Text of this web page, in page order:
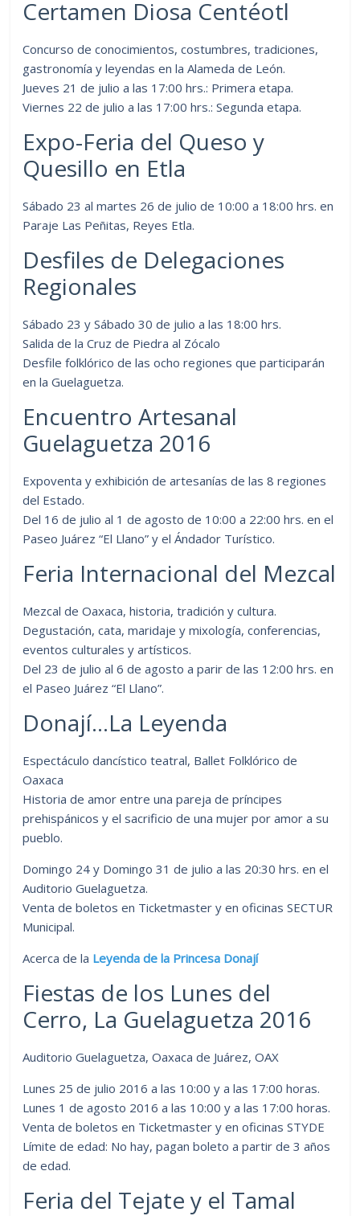
Certamen Diosa Centéotl
Concurso de conocimientos, costumbres, tradiciones,
gastronomía y leyendas en la Alameda de León.
Jueves 21 de julio a las 17:00 hrs.: Primera etapa.
Viernes 22 de julio a las 17:00 hrs.: Segunda etapa.
Expo-Feria del Queso y
Quesillo en Etla
Sábado 23 al martes 26 de julio de 10:00 a 18:00 hrs. en
Paraje Las Peñitas, Reyes Etla.
Desfiles de Delegaciones
Regionales
Sábado 23 y Sábado 30 de julio a las 18:00 hrs.
Salida de la Cruz de Piedra al Zócalo
Desfile folklórico de las ocho regiones que participarán
en la Guelaguetza.
Encuentro Artesanal
Guelaguetza 2016
Expoventa y exhibición de artesanías de las 8 regiones
del Estado.
Del 16 de julio al 1 de agosto de 10:00 a 22:00 hrs. en el
Paseo Juárez “El Llano” y el Ándador Turístico.
Feria Internacional del Mezcal
Mezcal de Oaxaca, historia, tradición y cultura.
Degustación, cata, maridaje y mixología, conferencias,
eventos culturales y artísticos.
Del 23 de julio al 6 de agosto a parir de las 12:00 hrs. en
el Paseo Juárez “El Llano”.
Donají…La Leyenda
Espectáculo dancístico teatral, Ballet Folklórico de
Oaxaca
Historia de amor entre una pareja de príncipes
prehispánicos y el sacrificio de una mujer por amor a su
pueblo.
Domingo 24 y Domingo 31 de julio a las 20:30 hrs. en el
Auditorio Guelaguetza.
Venta de boletos en Ticketmaster y en oficinas SECTUR
Municipal.
Acerca de la Leyenda de la Princesa Donají
Fiestas de los Lunes del
Cerro, La Guelaguetza 2016
Auditorio Guelaguetza, Oaxaca de Juárez, OAX
Lunes 25 de julio 2016 a las 10:00 y a las 17:00 horas.
Lunes 1 de agosto 2016 a las 10:00 y a las 17:00 horas.
Venta de boletos en Ticketmaster y en oficinas STYDE
Límite de edad: No hay, pagan boleto a partir de 3 años
de edad.
Feria del Tejate y el Tamal